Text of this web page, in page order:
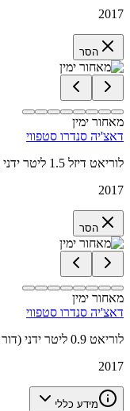
2017
הסר
מאחור ימין
דאצ'יה סנדרו סטפווי
לוריאט דיזל 1.5 ליטר ידני (דור 2 מעודכן)
2017
הסר
מאחור ימין
דאצ'יה סנדרו סטפווי
לוריאט 0.9 ליטר ידני (דור 2 מעודכן)
2017
מידע כללי